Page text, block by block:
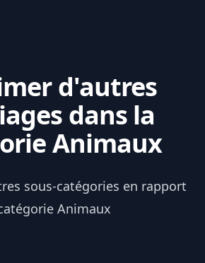
d'autres
dans la
Animaux
sous-catégories en rapport
Animaux